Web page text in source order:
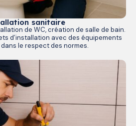
sanitaire
de WC, création de salle de bain.
d’installation avec des équipements
le respect des normes.